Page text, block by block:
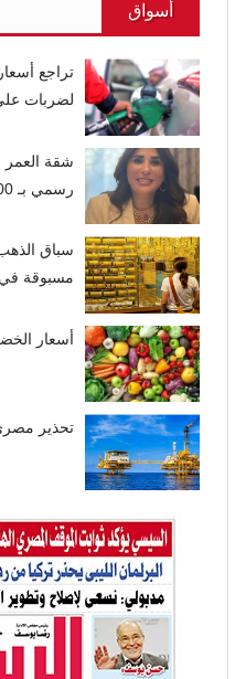
أسواق
تراجع
لضربات
شقة العمر
رسمي بـ 5000 وحدة جديدة في 25 محافظة
سباق
مسبوقة
أسعار
تحذير